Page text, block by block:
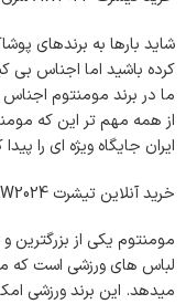
شاید بارها به برندهای
کرده باشید اما اجناس بی
ما در برند مومنتوم
از همه مهم تر این که
ایران جایگاه ویژه ای را پیدا
خرید آنلاین تیشرت AW2024 سری XPEDITE مردانه:
مومنتوم یکی از بزرگترین
لباس های ورزشی است که
میدهد. این برند ورزشی